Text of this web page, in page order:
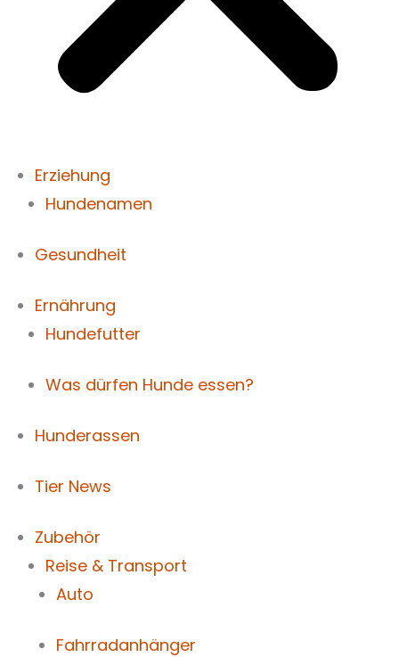
Erziehung
Hundenamen
Gesundheit
Ernährung
Hundefutter
Was dürfen Hunde essen?
Hunderassen
Tier News
Zubehör
Reise & Transport
Auto
Fahrradanhänger